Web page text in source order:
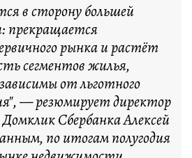
в сторону большей
прекращается
рынка и растёт
сегментов жилья,
от льготного
— резюмирует директор
Сбербанка Алексей
по итогам полугодия